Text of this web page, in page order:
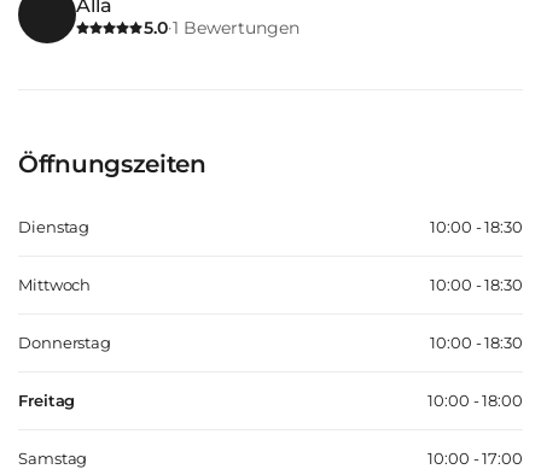
Alla
5.0·1 Bewertungen
Öffnungszeiten
Dienstag 10:00 - 18:30
Mittwoch 10:00 - 18:30
Donnerstag 10:00 - 18:30
Freitag 10:00 - 18:00
Samstag 10:00 - 17:00